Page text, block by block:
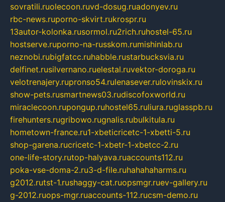
sovratili.ruolecoon.ruvd-dosug.ruadonyev.ru
rbc-news.ruporno-skvirt.rukrospr.ru
13autor-kolonka.rusormol.ru2rich.ruhostel-65.ru
hostserve.ruporno-na-russkom.rumishinlab.ru
neznobi.rubigfatcc.ruhabble.rustarbucksvia.ru
delfinet.rusilvernano.ruelestal.ruvektor-doroga.ru
velotrenajery.rupronso54.rulenasever.rulovinskix.ru
show-pets.rusmartnews03.rudiscofoxworld.ru
miraclecoon.rupongup.ruhostel65.ruliura.ruglasspb.ru
firehunters.rugribowo.rugnalis.rubulkitula.ru
hometown-france.ru1-xbeticricetc-1-xbetti-5.ru
shop-garena.rucricetc-1-xbetr-1-xbetcc-2.ru
one-life-story.rutop-halyava.ruaccounts112.ru
poka-vse-doma-2.ru3-d-file.ruhahahaharms.ru
g2012.rutst-1.rushaggy-cat.ruopsmgr.ruev-gallery.ru
g-2012.ruops-mgr.ruaccounts-112.rucsm-demo.ru